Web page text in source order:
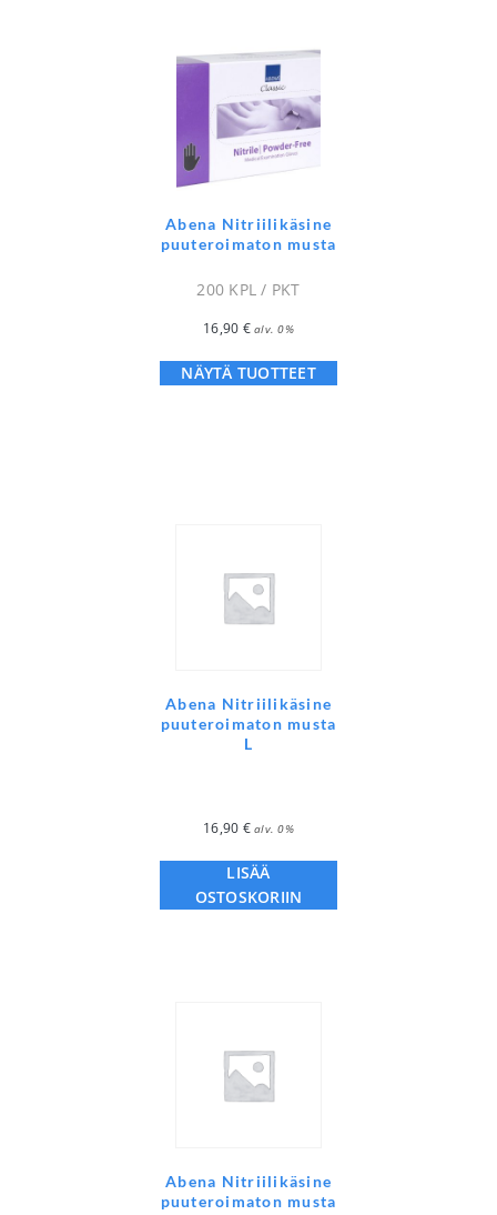
Abena Nitriilikäsine
puuteroimaton musta
200 KPL / PKT
16,90 € alv. 0%
NÄYTÄ TUOTTEET
Abena Nitriilikäsine
puuteroimaton musta
L
16,90 € alv. 0%
LISÄÄ
OSTOSKORIIN
Abena Nitriilikäsine
puuteroimaton musta